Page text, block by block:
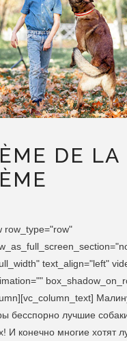
DE LA
row_type="row"
text_align="left"
бесспорно лучшие
И конечно многие хотят